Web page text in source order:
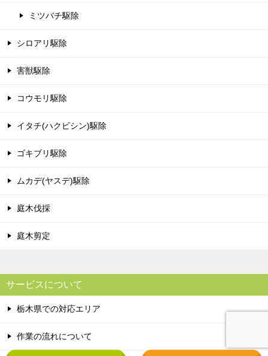
ミツバチ駆除
シロアリ駆除
害獣駆除
コウモリ駆除
イタチ(ハクビシン)駆除
ゴキブリ駆除
ムカデ(ヤスデ)駆除
庭木伐採
庭木剪定
サービスについて
栃木県での対応エリア
作業の流れについて